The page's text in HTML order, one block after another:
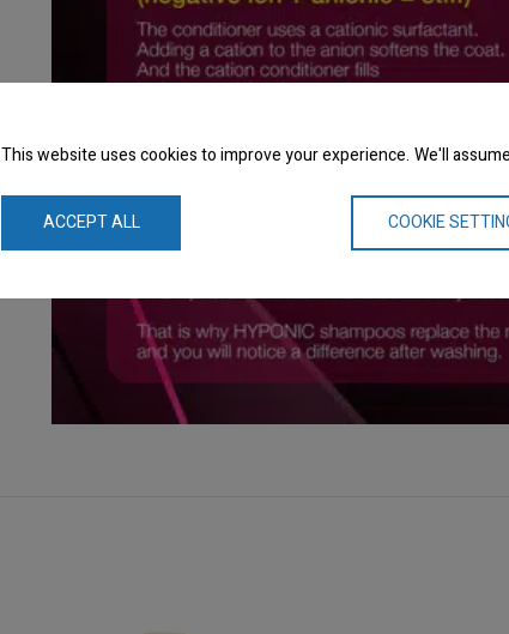
This website uses cookies to improve your experience. We'll
COOKIE
ACCEPT ALL